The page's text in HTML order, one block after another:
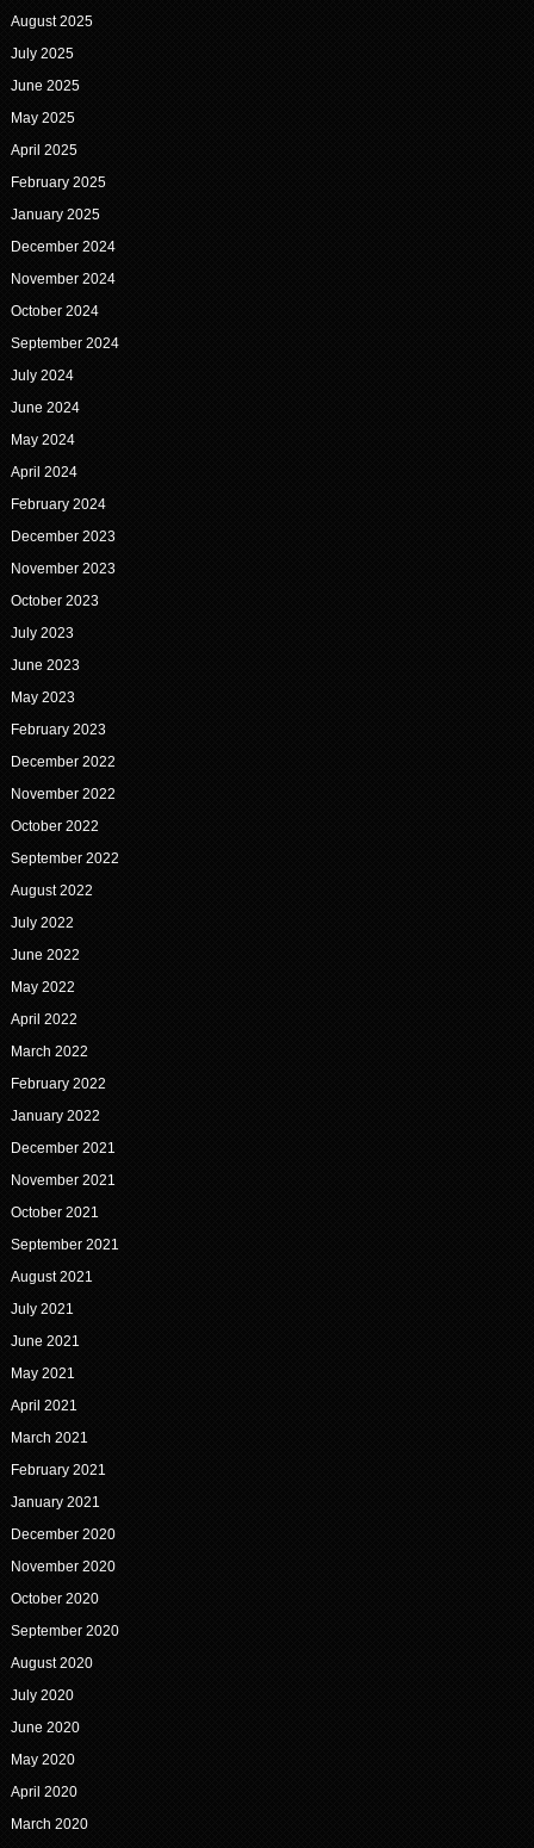
August 2025
July 2025
June 2025
May 2025
April 2025
February 2025
January 2025
December 2024
November 2024
October 2024
September 2024
July 2024
June 2024
May 2024
April 2024
February 2024
December 2023
November 2023
October 2023
July 2023
June 2023
May 2023
February 2023
December 2022
November 2022
October 2022
September 2022
August 2022
July 2022
June 2022
May 2022
April 2022
March 2022
February 2022
January 2022
December 2021
November 2021
October 2021
September 2021
August 2021
July 2021
June 2021
May 2021
April 2021
March 2021
February 2021
January 2021
December 2020
November 2020
October 2020
September 2020
August 2020
July 2020
June 2020
May 2020
April 2020
March 2020